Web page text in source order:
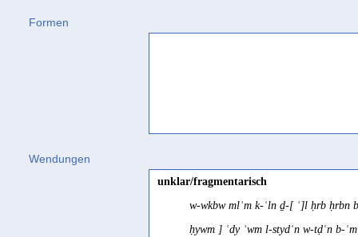
Formen
Wendungen
unklar/fragmentarisch
w-wkbw mlʾm k-ʿln ḏ-[ ʾ]l ḥrb ḥrbn
ḥywm ] ʿdy ʾwm l-stydʿn w-tḍʿn b-